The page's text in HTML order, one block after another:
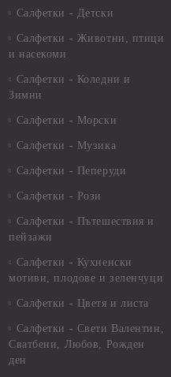
Салфетки - Детски
Салфетки - Животни, птици
и насекоми
Салфетки - Коледни и
Зимни
Салфетки - Морски
Салфетки - Музика
Салфетки - Пеперуди
Салфетки - Рози
Салфетки - Пътешествия и
пейзажи
Салфетки - Кухненски
мотиви, плодове и зеленчуци
Салфетки - Цветя и листа
Салфетки - Свети Валентин,
Сватбени, Любов, Рожден
ден